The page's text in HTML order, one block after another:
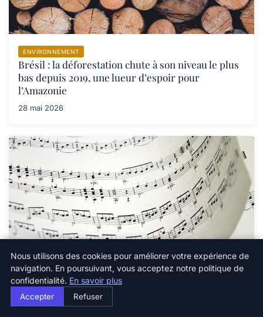
ENVIRONNEMENT
Brésil : la déforestation chute à son niveau le plus
bas depuis 2019, une lueur d’espoir pour
l’Amazonie
28 mai 2026
ENVIRONNEMENT
Environnement : découvrez le Sea-Score, l’outil
innovant pour mesurer l’impact de nos modes de
vie sur la santé des océans
Nous utilisons des cookies pour améliorer votre expérience de
navigation. En poursuivant, vous acceptez notre politique de
confidentialité. En savoir plus
Accepter Refuser